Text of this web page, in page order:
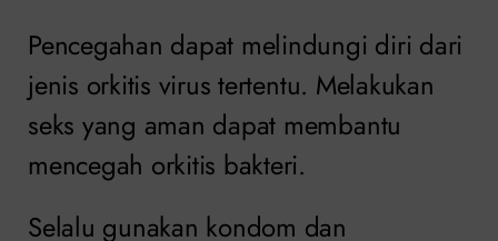
Pencegahan dapat melindungi diri dari
jenis orkitis virus tertentu. Melakukan
seks yang aman dapat membantu
mencegah orkitis bakteri.
Selalu gunakan kondom dan